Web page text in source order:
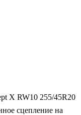
X RW10 255/45R20
сцепление на